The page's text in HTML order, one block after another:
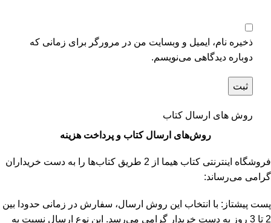
ذخیره نام، ایمیل و وبسایت من در مرورگر برای زمانی که
دوباره دیدگاهی می‌نویسم.
روش های ارسال کتاب
روش‌های ارسال کتاب و پرداخت هزینه
فروشگاه اینترنتی کتاب هیما از 2 طریق کتاب‌ها را به دست خریداران
گرامی می‌رساند:
پست پیشتاز: با انتخاب این روش ارسال، سفارش در زمانی حدودا بین
2 تا 3 روز به دست خریدار گرامی می‌رسد. این نوع ارسال نسبت به